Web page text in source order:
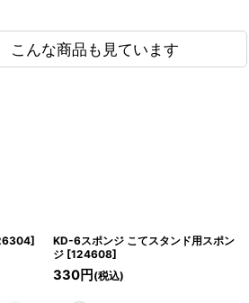
こんな商品も見ています
]
KD-6スポンジ こてスタンド用スポン
ジ [124608]
330円 (税込)